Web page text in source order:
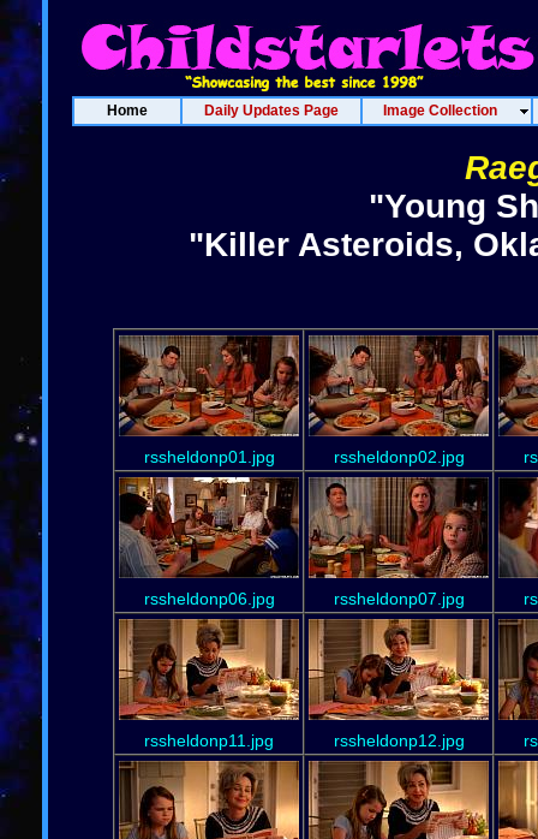
Home Daily Updates Page Image Collection
"Young
"Killer Asteroids,
rssheldonp01.jpg rssheldonp02.jpg
rssheldonp06.jpg rssheldonp07.jpg
rssheldonp11.jpg rssheldonp12.jpg